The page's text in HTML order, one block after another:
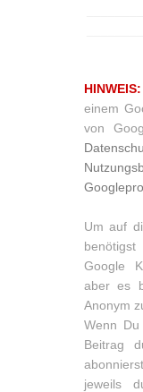
HINWEIS:
einem
von
Um auf
Google
aber es
Anonym
Wenn
Beitrag
jeweils